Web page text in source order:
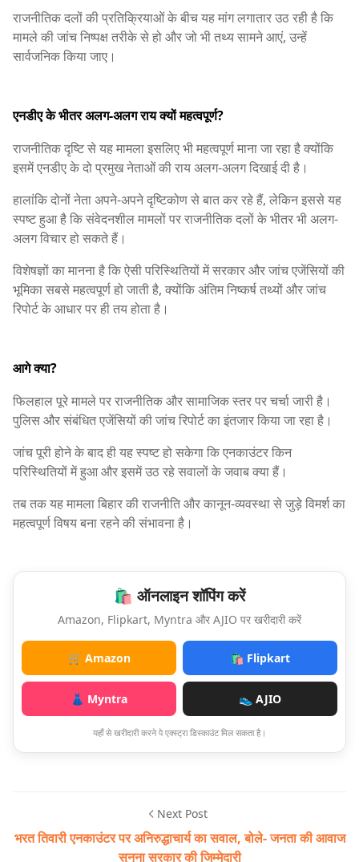
राजनीतिक दलों की प्रतिक्रियाओं के बीच यह मांग लगातार उठ रही है कि
मामले की जांच निष्पक्ष तरीके से हो और जो भी तथ्य सामने आएं, उन्हें
सार्वजनिक किया जाए।
एनडीए के भीतर अलग-अलग राय क्यों महत्वपूर्ण?
राजनीतिक दृष्टि से यह मामला इसलिए भी महत्वपूर्ण माना जा रहा है क्योंकि
इसमें एनडीए के दो प्रमुख नेताओं की राय अलग-अलग दिखाई दी है।
हालांकि दोनों नेता अपने-अपने दृष्टिकोण से बात कर रहे हैं, लेकिन इससे यह
स्पष्ट हुआ है कि संवेदनशील मामलों पर राजनीतिक दलों के भीतर भी अलग-
अलग विचार हो सकते हैं।
विशेषज्ञों का मानना है कि ऐसी परिस्थितियों में सरकार और जांच एजेंसियों की
भूमिका सबसे महत्वपूर्ण हो जाती है, क्योंकि अंतिम निष्कर्ष तथ्यों और जांच
रिपोर्ट के आधार पर ही तय होता है।
आगे क्या?
फिलहाल पूरे मामले पर राजनीतिक और सामाजिक स्तर पर चर्चा जारी है।
पुलिस और संबंधित एजेंसियों की जांच रिपोर्ट का इंतजार किया जा रहा है।
जांच पूरी होने के बाद ही यह स्पष्ट हो सकेगा कि एनकाउंटर किन
परिस्थितियों में हुआ और इसमें उठ रहे सवालों के जवाब क्या हैं।
तब तक यह मामला बिहार की राजनीति और कानून-व्यवस्था से जुड़े विमर्श का
महत्वपूर्ण विषय बना रहने की संभावना है।
🛍️ ऑनलाइन शॉपिंग करें
Amazon, Flipkart, Myntra और AJIO पर खरीदारी करें
🛒 Amazon 🛍️ Flipkart
👗 Myntra 👟 AJIO
यहाँ से खरीदारी करने पे एक्स्ट्रा डिस्काउंट मिल सकता है।
Next Post
भरत तिवारी एनकाउंटर पर अनिरुद्धाचार्य का सवाल, बोले- जनता की आवाज
सुनना सरकार की जिम्मेदारी